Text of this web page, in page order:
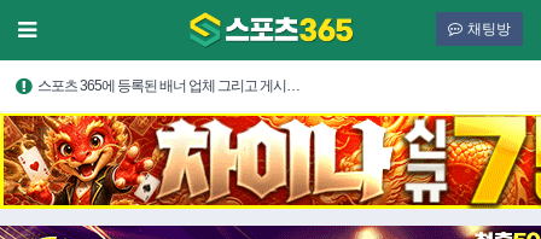
채팅방
스포츠 365에 등록된 배너 업체 그리고 게시…